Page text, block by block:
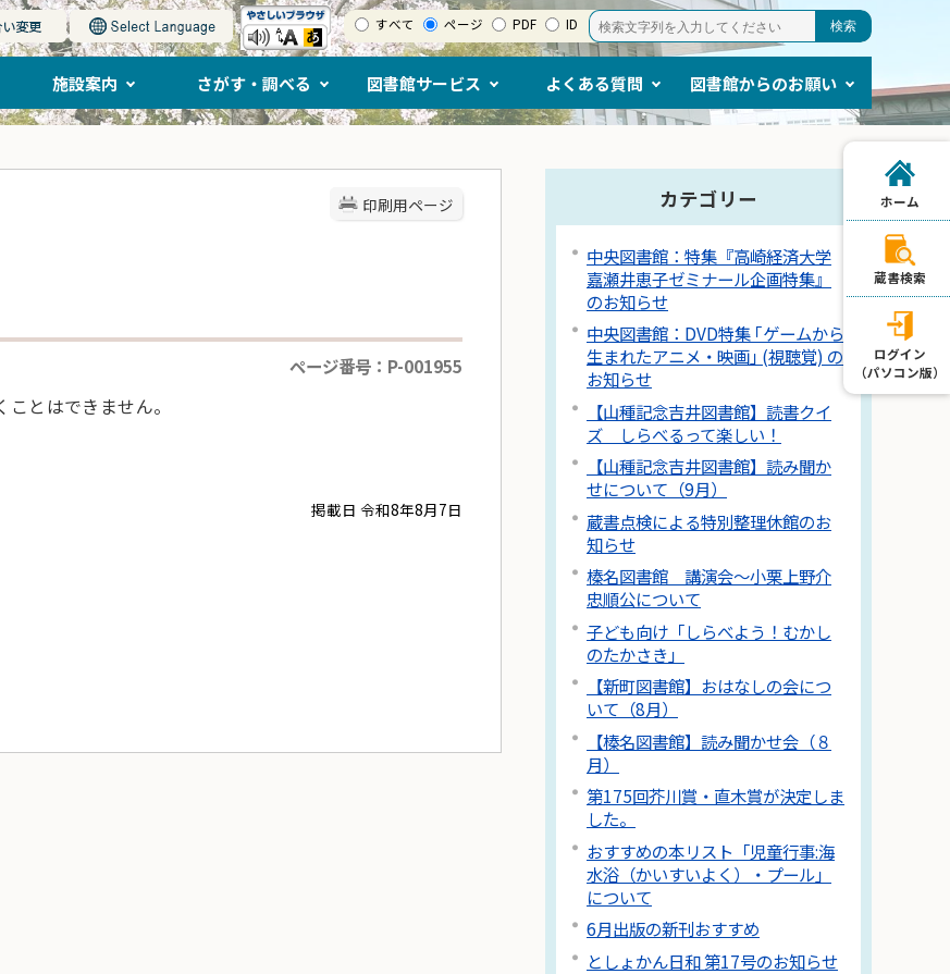
すべて ページ PDF ID
施設案内 さがす・調べる 図書館サービス よくある質問 図書館からのお願い
印刷用ページ
ページ番号：P-001955
とはできません。
掲載日 令和8年8月7日
カテゴリー
中央図書館：特集『高崎経済大学
嘉瀬井恵子ゼミナール企画特集』
のお知らせ
中央図書館：DVD特集 ｢ゲームから
生まれたアニメ・映画｣ (視聴覚) の
お知らせ
【山種記念吉井図書館】読書クイ
ズ しらべるって楽しい！
【山種記念吉井図書館】読み聞か
せについて（9月）
蔵書点検による特別整理休館のお
知らせ
榛名図書館 講演会～小栗上野介
忠順公について
子ども向け「しらべよう！むかし
のたかさき」
【新町図書館】おはなしの会につ
いて（8月）
【榛名図書館】読み聞かせ会（８
月）
第175回芥川賞・直木賞が決定しま
した。
おすすめの本リスト「児童行事:海
水浴（かいすいよく）・プール」
について
6月出版の新刊おすすめ
としょかん日和 第17号のお知らせ
ホーム
蔵書検索
ログイン
（パソコン版）